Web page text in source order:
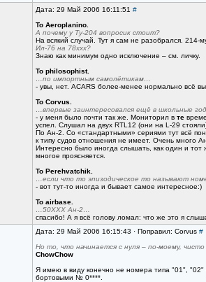
Дата: 29 Май 2006 16:11:51 #
To Aeroplanino.
А почему у Ту-204 вопросик стоит?
На всякий случай. Тут я сам не разобрался.
Ил-76 на 78ххх?
Знаю как минимум одно исключение – см. личку.
To philosophist.
…по импортным самолётикам…
- увы, нет. ACARS более-менее нормально всё
To Corvus.
…впервые заинтересовался ещё в школьные
- у меня было почти так же. Мониторил в те
успел. Слушал на двух RTL12 (они на L-29
По Ан-2. Со «стандартными» сериями тут всё
к типу судов отношения не имеет. Очень много
Интересно было иногда слышать, как один и тот
многое проясняется.
To Perehvatchik.
…если что то эпизодическое то называют
- вот тут-то иногда и бывает самое интересное:)
To airbase.
…50ХХХ Ан-2…
спасибо! А я всё голову ломал: что же это я
Дата: 29 Май 2006 16:15:43 · Поправил: Corvus #
Но то, что начинается с нуля – по-моему,
ChowChow
Я имею в виду конечно не номера типа "01",
бортовыми № 0****.